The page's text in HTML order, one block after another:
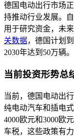
德国电动出行市场
持推动行业发展。
用于研究资金，未
关数据，德国计划
2030年达到50万辆。
当前投资形势总
当前，德国电动出
纯电动汽车和插电
4000欧元和3000欧
车税，这些政策有